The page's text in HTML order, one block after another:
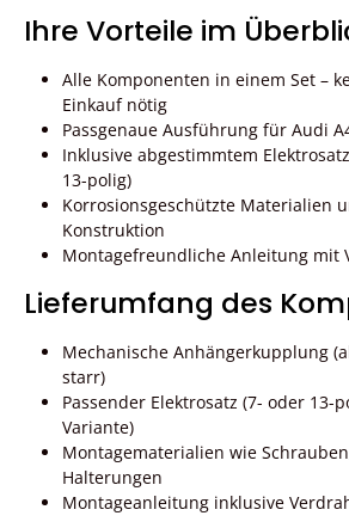
Ihre Vorteile im
Alle Komponenten in einem Set –
Einkauf nötig
Passgenaue Ausführung für Audi
Inklusive abgestimmtem
13-polig)
Korrosionsgeschützte Materialien
Konstruktion
Montagefreundliche Anleitung mit
Lieferumfang des
Mechanische Anhängerkupplung
starr)
Passender Elektrosatz (7- oder 13-
Variante)
Montagematerialien wie
Halterungen
Montageanleitung inklusive